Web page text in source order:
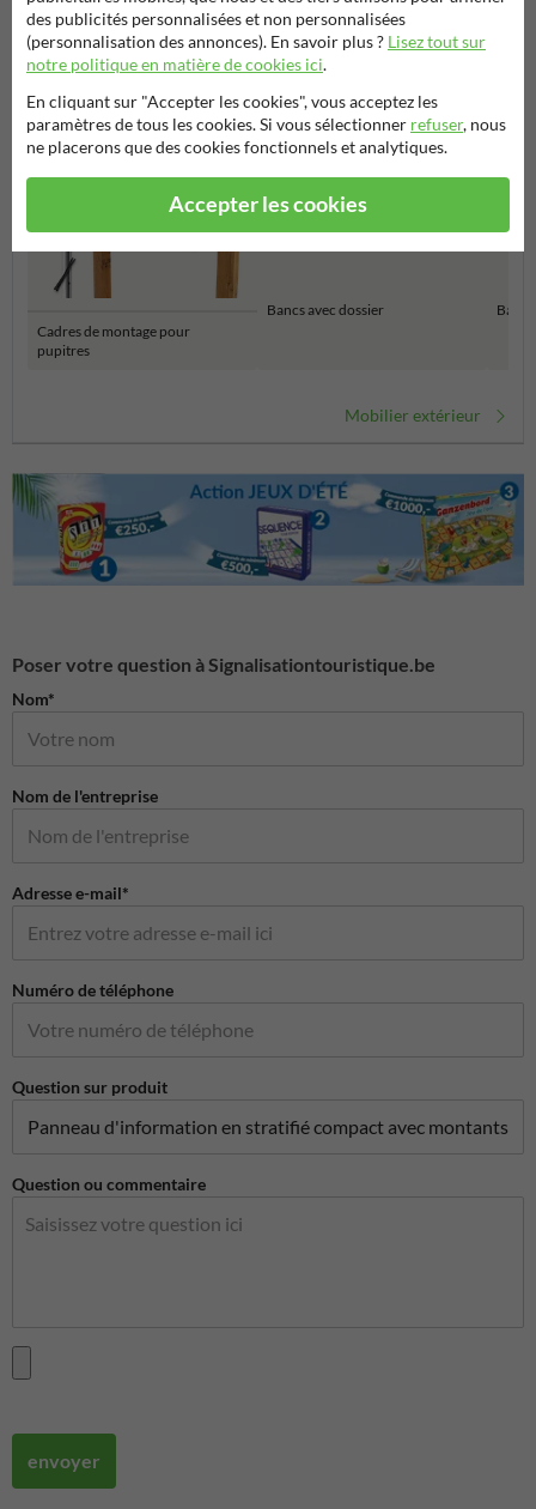
Catégories dans cette groupe
Cadres de montage pour
pupitres
Bancs avec dossier
Mobilier extérieur
Poser votre question à Signalisationtouristique.be
Nom*
Nom de l'entreprise
Adresse e-mail*
Numéro de téléphone
Question sur produit
Question ou commentaire
envoyer
des publicités personnalisées et non personnalisées
(personnalisation des annonces). En savoir plus ? Lisez tout sur
notre politique en matière de cookies ici.
En cliquant sur "Accepter les cookies", vous acceptez les
paramètres de tous les cookies. Si vous sélectionner refuser, nous
ne placerons que des cookies fonctionnels et analytiques.
Accepter les cookies